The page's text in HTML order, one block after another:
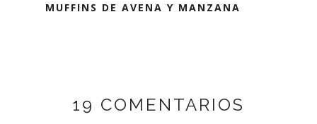
MUFFINS DE AVENA Y MANZANA
19 COMENTARIOS